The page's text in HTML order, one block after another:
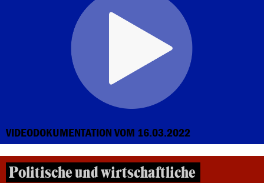
VIDEODOKUMENTATION VOM 16.03.2022
Politische und wirtschaftliche